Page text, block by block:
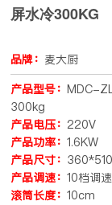
屏水冷300KG
品牌： 麦大厨
产品型号：MDC-
300kg
产品电压： 220V
产品功率：1.6KW
产品尺寸：
产品调速：10档调速
滚筒长度：10cm